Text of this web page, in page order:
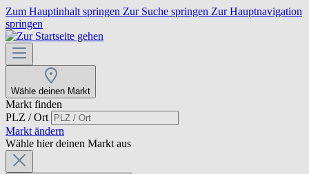
Zum Hauptinhalt springen Zur Suche springen Zur Hauptnavigation
springen
Wähle deinen Markt
Markt finden
PLZ / Ort
Markt ändern
Wähle hier deinen Markt aus